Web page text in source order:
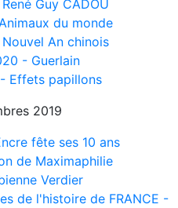
Guy CADOU
du monde
An chinois
- Guerlain
Effets papillons
2019
fête ses 10 ans
de Maximaphilie
Verdier
de l'histoire de FRANCE -